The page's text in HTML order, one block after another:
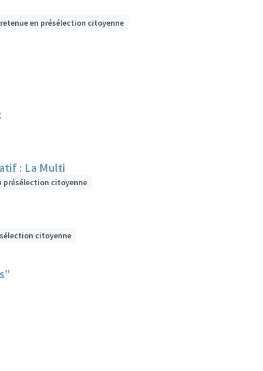
en présélection citoyenne
: La Multi
présélection citoyenne
citoyenne